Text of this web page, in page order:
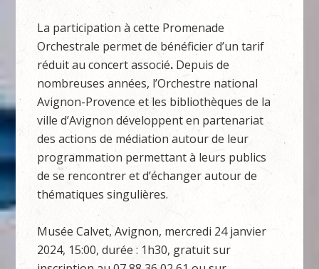
La participation à cette Promenade
Orchestrale permet de bénéficier d’un tarif
réduit au concert associé. Depuis de
nombreuses années, l’Orchestre national
Avignon-Provence et les bibliothèques de la
ville d’Avignon développent en partenariat
des actions de médiation autour de leur
programmation permettant à leurs publics
de se rencontrer et d’échanger autour de
thématiques singulières.
Musée Calvet, Avignon, mercredi 24 janvier
2024, 15:00, durée : 1h30, gratuit sur